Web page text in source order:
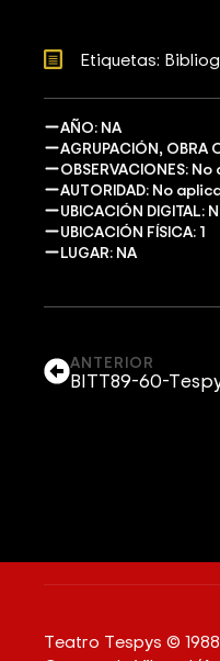
Etiquetas:
AÑO: NA
AGRUPACIÓN, OBRA
OBSERVACIONES:
AUTORIDAD: No
UBICACIÓN DIGITAL:
UBICACIÓN FÍSICA: 1
LUGAR: NA
ANTERIOR
BITT89-60-
Teatro Tespys ©